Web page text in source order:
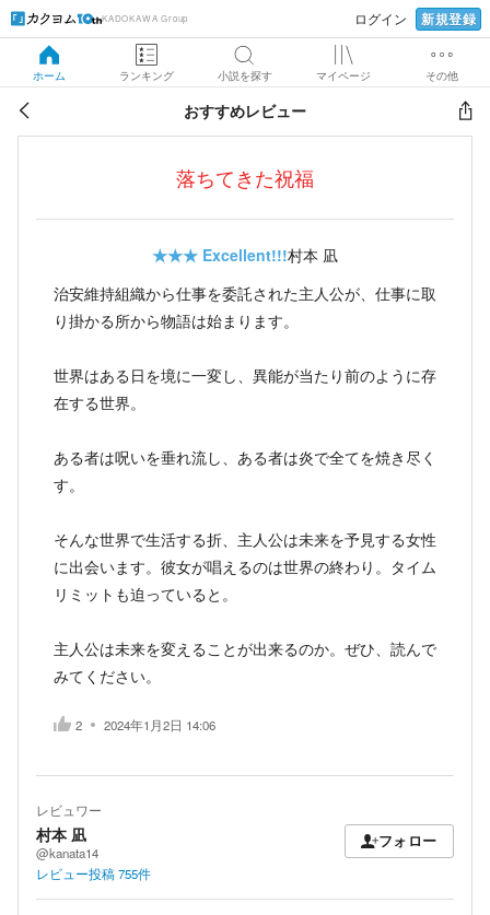
KADOKAWA Group ログイン 新規登録
ホーム ランキング 小説を探す マイページ その他
おすすめレビュー
落ちてきた祝福
★★★ Excellent!!!村本 凪
治安維持組織から仕事を委託された主人公が、仕事に取
り掛かる所から物語は始まります。
世界はある日を境に一変し、異能が当たり前のように存
在する世界。
ある者は呪いを垂れ流し、ある者は炎で全てを焼き尽く
す。
そんな世界で生活する折、主人公は未来を予見する女性
に出会います。彼女が唱えるのは世界の終わり。タイム
リミットも迫っていると。
主人公は未来を変えることが出来るのか。ぜひ、読んで
みてください。
2 2024年1月2日 14:06
レビュワー
村本 凪
@kanata14
フォロー
レビュー投稿755件